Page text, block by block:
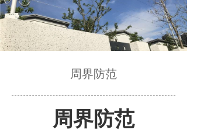
周界防范
周界防范